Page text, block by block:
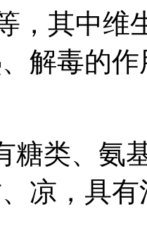
，其中维
解毒的作
糖类、氨
凉，具